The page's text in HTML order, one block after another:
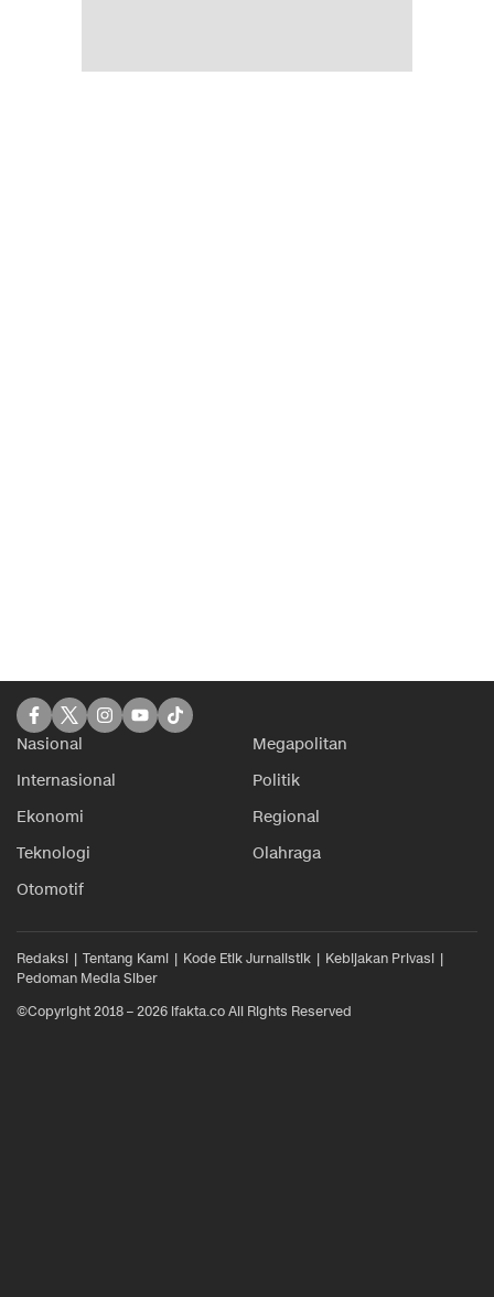
Nasional
Megapolitan
Internasional
Politik
Ekonomi
Regional
Teknologi
Olahraga
Otomotif
Redaksi Tentang Kami Kode Etik Jurnalistik
Kebijakan Privasi
Pedoman Media Siber
©Copyright 2018 – 2026 ifakta.co All Rights Reserved